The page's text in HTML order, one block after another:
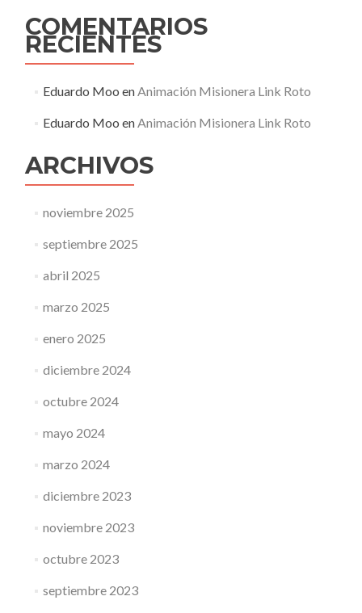
COMENTARIOS
RECIENTES
Eduardo Moo enAnimación Misionera Link Roto
Eduardo Moo enAnimación Misionera Link Roto
ARCHIVOS
noviembre 2025
septiembre 2025
abril 2025
marzo 2025
enero 2025
diciembre 2024
octubre 2024
mayo 2024
marzo 2024
diciembre 2023
noviembre 2023
octubre 2023
septiembre 2023